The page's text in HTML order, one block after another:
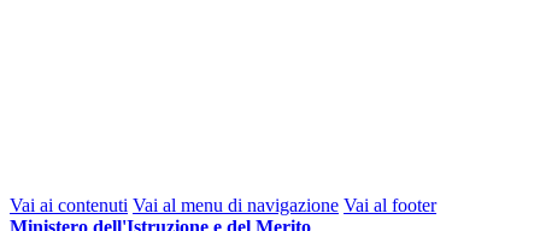
Vai ai contenuti Vai al menu di navigazione Vai al footer
Ministero dell'Istruzione e del Merito